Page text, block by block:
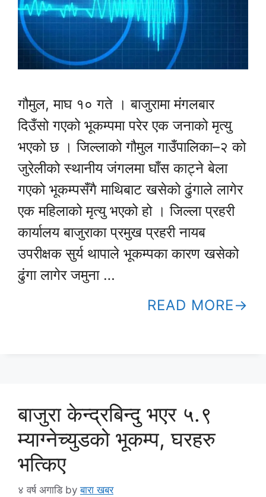
गौमुल, माघ १० गते । बाजुरामा मंगलबार
दिउँसो गएको भूकम्पमा परेर एक जनाको मृत्यु
भएको छ । जिल्लाको गौमुल गाउँपालिका–२ को
जुरेलीको स्थानीय जंगलमा घाँस काट्ने बेला
गएको भूकम्पसँगै माथिबाट खसेको ढुंगाले लागेर
एक महिलाको मृत्यु भएको हो । जिल्ला प्रहरी
कार्यालय बाजुराका प्रमुख प्रहरी नायब
उपरीक्षक सुर्य थापाले भूकम्पका कारण खसेको
ढुंगा लागेर जमुना …
READ MORE
बाजुरा केन्द्रबिन्दु भएर ५.९
म्याग्नेच्युडको भूकम्प, घरहरु
भत्किए
४ वर्ष अगाडि byबारा खबर